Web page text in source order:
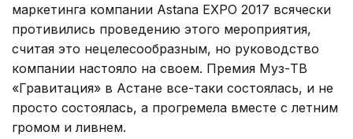
маркетинга компании Astana EXPO 2017 всячески
противились проведению этого мероприятия,
считая это нецелесообразным, но руководство
компании настояло на своем. Премия Муз-ТВ
«Гравитация» в Астане все-таки состоялась, и не
просто состоялась, а прогремела вместе с летним
громом и ливнем.